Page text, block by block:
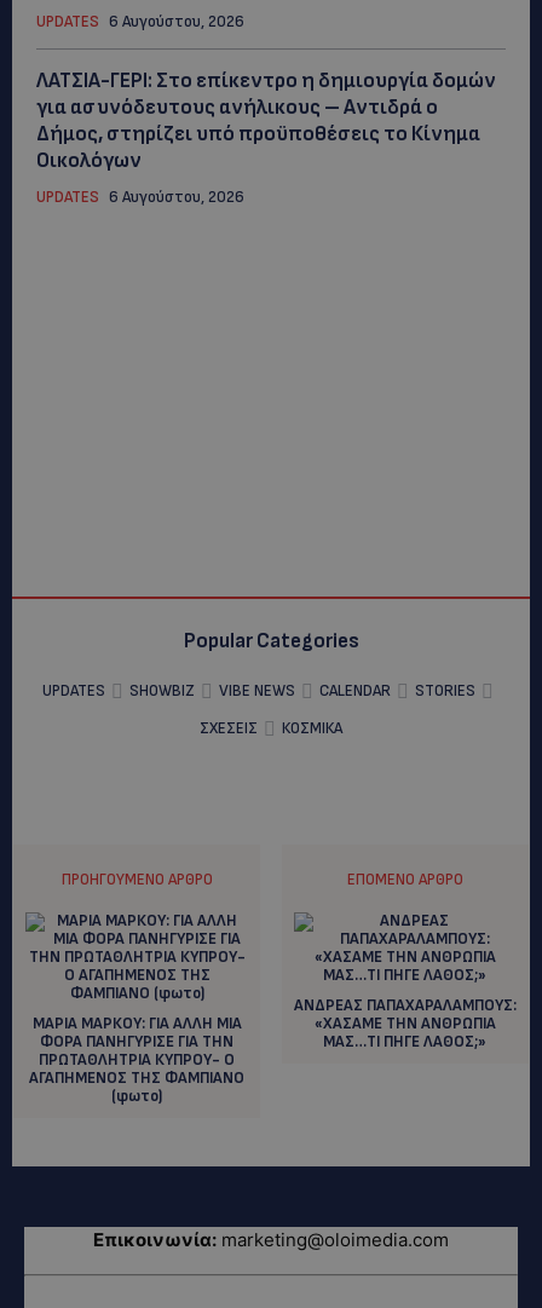
UPDATES 6 Αυγούστου, 2026
ΛΑΤΣΙΑ-ΓΕΡΙ: Στο επίκεντρο η δημιουργία δομών
για ασυνόδευτους ανήλικους – Αντιδρά ο
Δήμος, στηρίζει υπό προϋποθέσεις το Κίνημα
Οικολόγων
UPDATES 6 Αυγούστου, 2026
Popular Categories
UPDATES SHOWBIZ VIBE NEWS CALENDAR
STORIES
ΣΧΕΣΕΙΣ
ΚΟΣΜΙΚΑ
ΠΡΟΗΓΟΎΜΕΝΟ ΆΡΘΡΟ
ΜΑΡΙΑ ΜΑΡΚΟΥ: ΓΙΑ ΑΛΛΗ ΜΙΑ
ΦΟΡΑ ΠΑΝΗΓΥΡΙΣΕ ΓΙΑ ΤΗΝ
ΠΡΩΤΑΘΛΗΤΡΙΑ ΚΥΠΡΟΥ- Ο
ΑΓΑΠΗΜΕΝΟΣ ΤΗΣ ΦΑΜΠΙΑΝΟ
(φωτο)
ΕΠΌΜΕΝΟ ΆΡΘΡΟ
ΑΝΔΡΕΑΣ ΠΑΠΑΧΑΡΑΛΑΜΠΟΥΣ:
«ΧΑΣΑΜΕ ΤΗΝ ΑΝΘΡΩΠΙΑ
ΜΑΣ…ΤΙ ΠΗΓΕ ΛΑΘΟΣ;»
Επικοινωνία: marketing@oloimedia.com